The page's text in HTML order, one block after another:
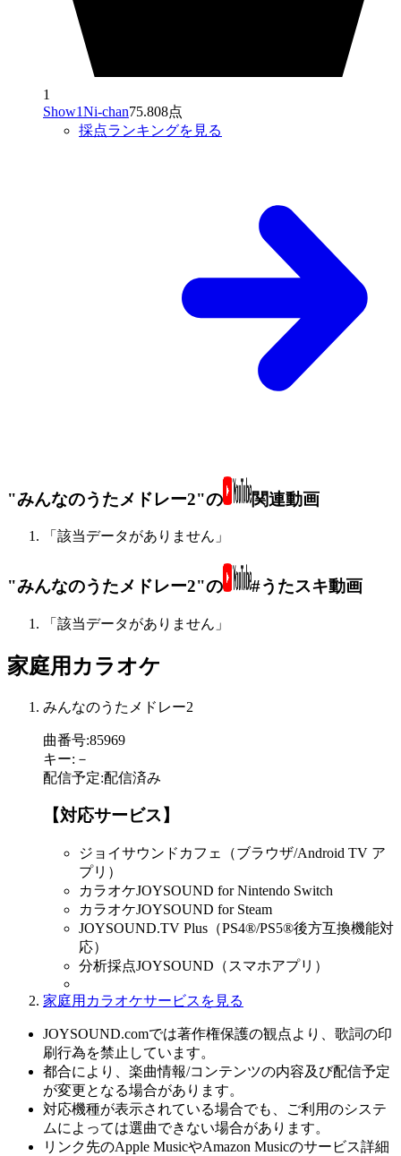
1
Show1Ni-chan75.808点
採点ランキングを見る
"みんなのうたメドレー2"の 関連動画
「該当データがありません」
"みんなのうたメドレー2"の #うたスキ動画
「該当データがありません」
家庭用カラオケ
みんなのうたメドレー2
曲番号:85969
キー: －
配信予定:配信済み
【対応サービス】
ジョイサウンドカフェ（ブラウザ/Android TV ア
プリ）
カラオケJOYSOUND for Nintendo Switch
カラオケJOYSOUND for Steam
JOYSOUND.TV Plus（PS4®/PS5®後方互換機能対
応）
分析採点JOYSOUND（スマホアプリ）
家庭用カラオケサービスを見る
JOYSOUND.comでは著作権保護の観点より、歌詞の印
刷行為を禁止しています。
都合により、楽曲情報/コンテンツの内容及び配信予定
が変更となる場合があります。
対応機種が表示されている場合でも、ご利用のシステ
ムによっては選曲できない場合があります。
リンク先のApple MusicやAmazon Musicのサービス詳細